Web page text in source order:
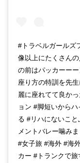
#トラベルガールズ
像以上にたくさん
の前はパッカーー
座り方の特訓を先
麗に座れてて良か
ョン #脚短いから
る #リハにないこ
メントバレー噛み
#女子旅 #海外 #海
カー #トランクで